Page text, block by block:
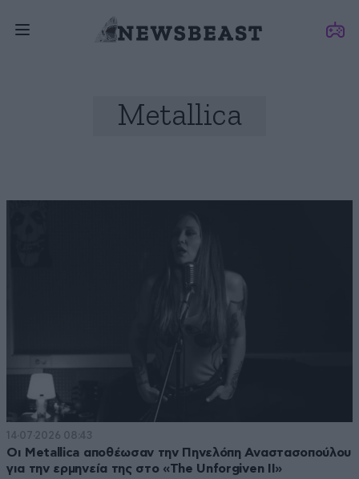
Metallica
14·07·2026 08:43
Οι Metallica αποθέωσαν την Πηνελόπη Αναστασοπούλου
για την ερμηνεία της στο «The Unforgiven II»